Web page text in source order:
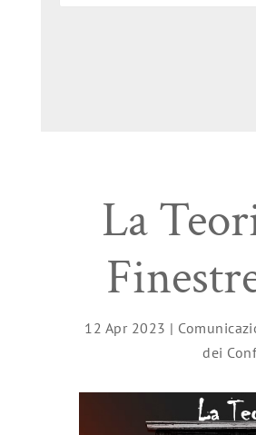
La
12 Apr 2023 |
dei